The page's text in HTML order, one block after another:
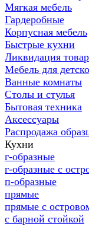
Мягкая мебель
Гардеробные
Корпусная мебель
Быстрые кухни
Ликвидация
Мебель для
Ванные комнаты
Столы и стулья
Бытовая техника
Аксессуары
Распродажа
Кухни
г-образные
г-образные с
п-образные
прямые
прямые с
с барной стойкой